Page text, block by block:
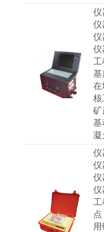
仪
仪
仪
仪
工
基
在
核
矿
基
凝
仪
仪
仪
仪
工